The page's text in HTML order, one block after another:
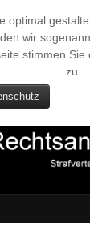
optimal
wir
stimmen
zu